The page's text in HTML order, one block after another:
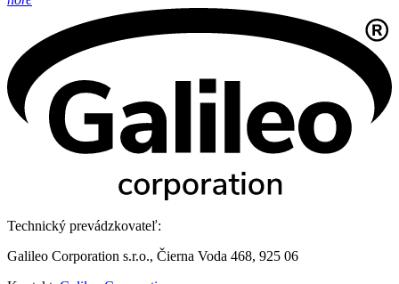
Technický prevádzkovateľ:
Galileo Corporation s.r.o., Čierna Voda 468, 925 06